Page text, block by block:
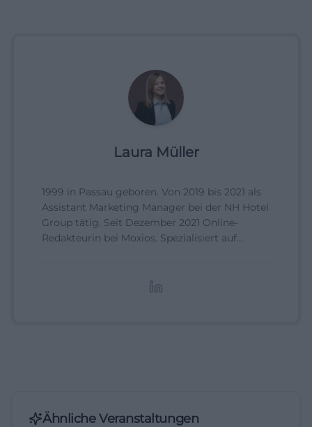
Laura Müller
1999 in Passau geboren. Von 2019 bis 2021 als
Assistant Marketing Manager bei der NH Hotel
Group tätig. Seit Dezember 2021 Online-
Redakteurin bei Moxios. Spezialisiert auf
Ähnliche Veranstaltungen